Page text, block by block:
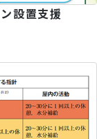
設置支援